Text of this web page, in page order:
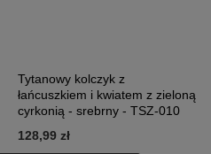
Tytanowy kolczyk z
łańcuszkiem i kwiatem z zieloną
cyrkonią - srebrny - TSZ-010
128,99 zł